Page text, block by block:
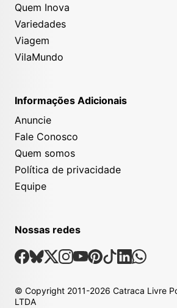
Quem Inova
Variedades
Viagem
VilaMundo
Informações Adicionais
Anuncie
Fale Conosco
Quem somos
Política de privacidade
Equipe
Nossas redes
Nossas Redes Sociais
Facebook
Bsky
X Instagram
Youtube
Pinterest
TiktokLinkedin
© Copyright 2011-2026 Catraca Livre
LTDA